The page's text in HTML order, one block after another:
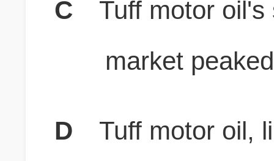
C
Tuff motor
market
D
Tuff motor oil,